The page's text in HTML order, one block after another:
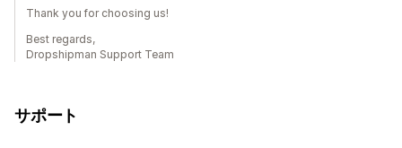
Thank you for choosing us!
Best regards,
Dropshipman Support Team
サポート